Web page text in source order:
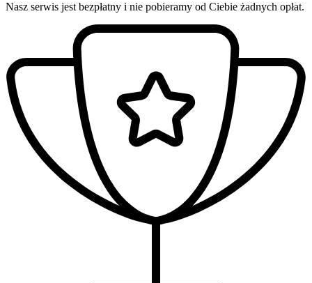
Nasz serwis jest bezpłatny i nie pobieramy od Ciebie żadnych opłat.